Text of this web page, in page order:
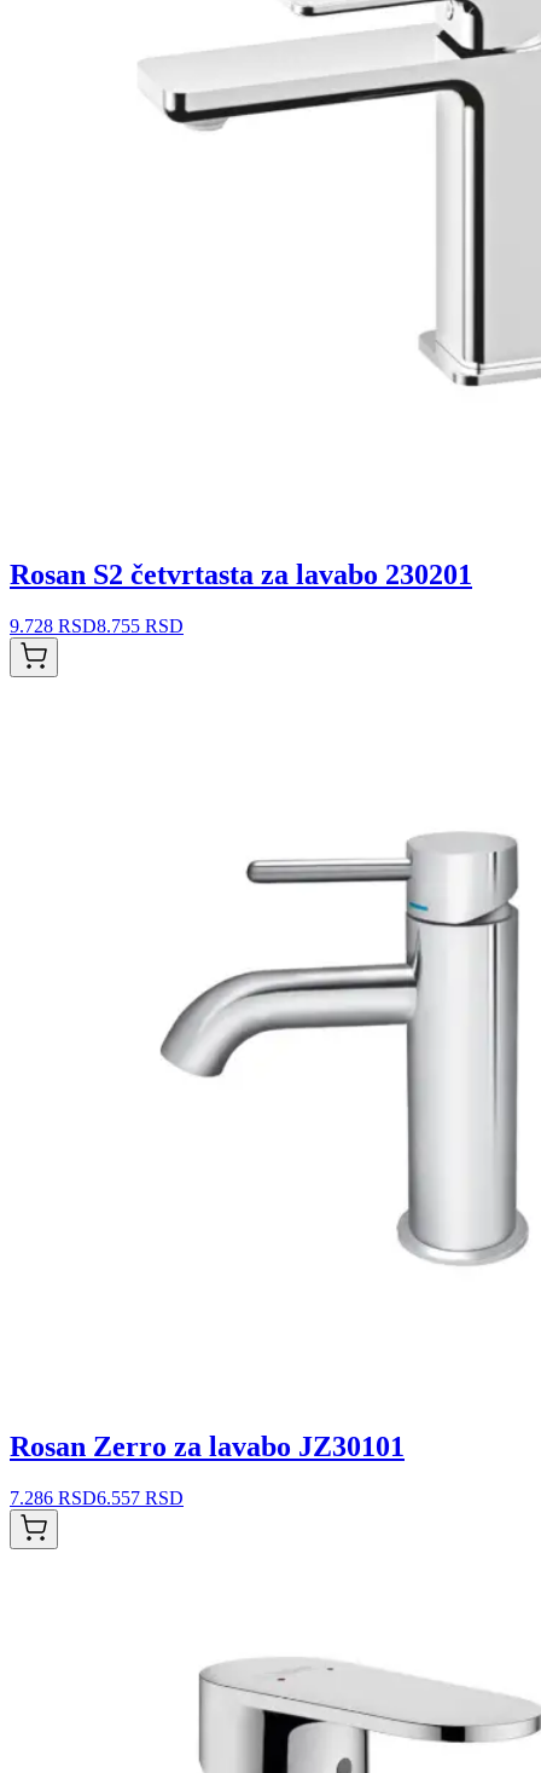
Rosan S2 četvrtasta za lavabo 230201
9.728 RSD8.755 RSD
Rosan Zerro za lavabo JZ30101
7.286 RSD6.557 RSD